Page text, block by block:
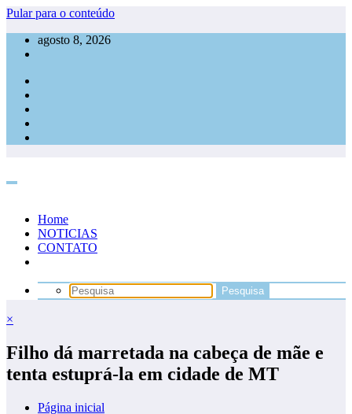
Pular para o conteúdo
agosto 8, 2026
Home
NOTICIAS
CONTATO
×
Filho dá marretada na cabeça de mãe e
tenta estuprá-la em cidade de MT
Página inicial